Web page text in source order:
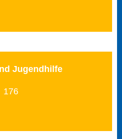
Jugendhilfe
176